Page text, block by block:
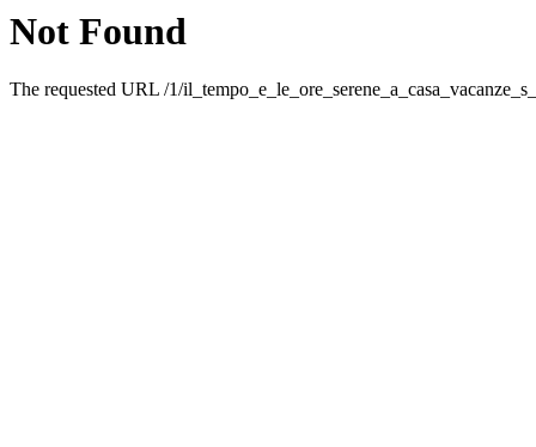
Not Found
The requested URL /1/